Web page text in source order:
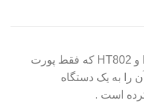
برخلاف مدل‌های HT812 و HT802 که فقط پورت
در HT813 آن را به یک دستگاه